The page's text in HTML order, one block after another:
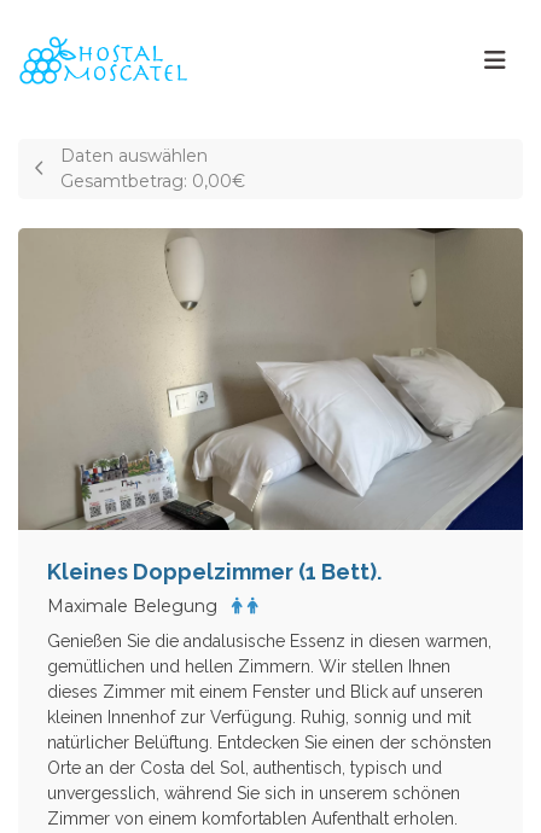
Daten auswählen
Gesamtbetrag: 0,00€
Kleines Doppelzimmer (1 Bett).
Maximale Belegung
Genießen Sie die andalusische Essenz in diesen warmen,
gemütlichen und hellen Zimmern. Wir stellen Ihnen
dieses Zimmer mit einem Fenster und Blick auf unseren
kleinen Innenhof zur Verfügung. Ruhig, sonnig und mit
natürlicher Belüftung. Entdecken Sie einen der schönsten
Orte an der Costa del Sol, authentisch, typisch und
unvergesslich, während Sie sich in unserem schönen
Zimmer von einem komfortablen Aufenthalt erholen.